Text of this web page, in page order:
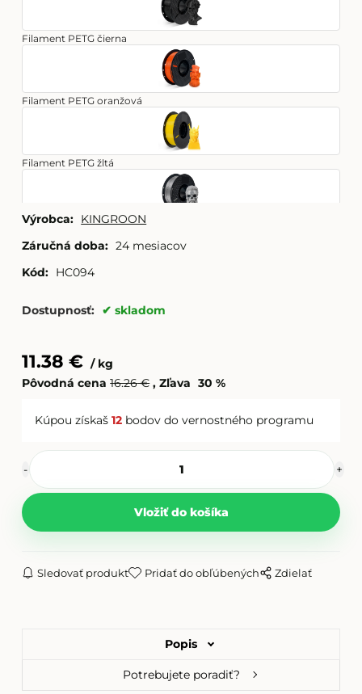
Filament PETG čierna
Filament PETG oranžová
Filament PETG žltá
Filament PETG strieborná
Filament PETG červená
Výrobca: KINGROON
Záručná doba: 24 mesiacov
Kód: HC094
Dostupnosť: skladom
11.38 €
kg
Pôvodná cena 16.26€ Zľava 30 %
Kúpou získaš12 bodov do vernostného programu
Sledovať produkt Pridať do obľúbených Zdielať
Popis
Potrebujete poradiť?